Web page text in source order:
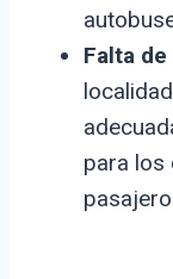
Falta
para los